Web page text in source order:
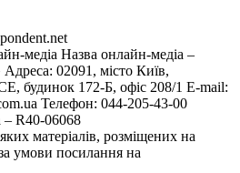
медіа Назва онлайн-медіа –
02091, місто Київ,
172-Б, офіс 208/1 E-mail:
Телефон: 044-205-43-00
– R40-06068
матеріалів, розміщених на
умови посилання на